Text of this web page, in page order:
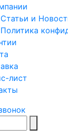
Статьи и
Политика
лист